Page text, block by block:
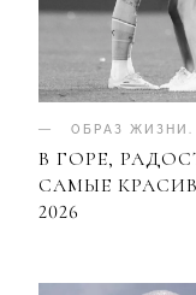
ОБРАЗ ЖИЗНИ
В ГОРЕ,
САМЫЕ
2026